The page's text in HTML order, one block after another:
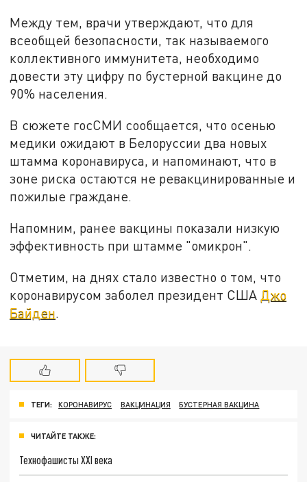
Между тем, врачи утверждают, что для
всеобщей безопасности, так называемого
коллективного иммунитета, необходимо
довести эту цифру по бустерной вакцине до
90% населения.
В сюжете госСМИ сообщается, что осенью
медики ожидают в Белоруссии два новых
штамма коронавируса, и напоминают, что в
зоне риска остаются не ревакцинированные и
пожилые граждане.
Напомним, ранее вакцины показали низкую
эффективность при штамме "омикрон".
Отметим, на днях стало известно о том, что
коронавирусом заболел президент США Джо
Байден
ТЕГИ: КОРОНАВИРУС ВАКЦИНАЦИЯ БУСТЕРНАЯ ВАКЦИНА
ЧИТАЙТЕ ТАКЖЕ:
Технофашисты XXI века